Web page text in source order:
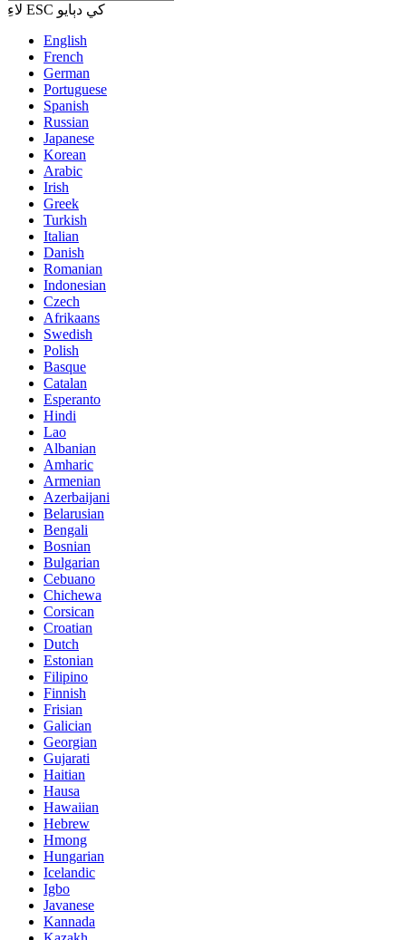
لاءِ ESC کي دٻايو
English
French
German
Portuguese
Spanish
Russian
Japanese
Korean
Arabic
Irish
Greek
Turkish
Italian
Danish
Romanian
Indonesian
Czech
Afrikaans
Swedish
Polish
Basque
Catalan
Esperanto
Hindi
Lao
Albanian
Amharic
Armenian
Azerbaijani
Belarusian
Bengali
Bosnian
Bulgarian
Cebuano
Chichewa
Corsican
Croatian
Dutch
Estonian
Filipino
Finnish
Frisian
Galician
Georgian
Gujarati
Haitian
Hausa
Hawaiian
Hebrew
Hmong
Hungarian
Icelandic
Igbo
Javanese
Kannada